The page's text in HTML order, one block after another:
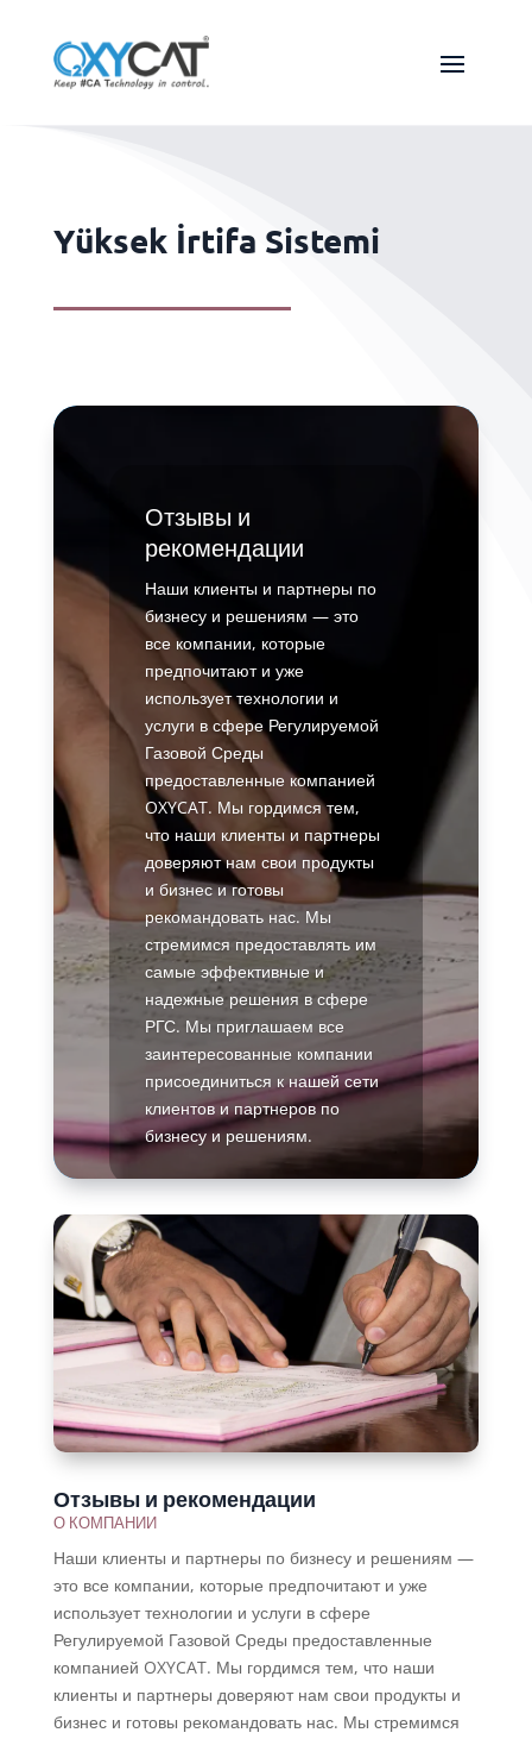
Yüksek İrtifa Sistemi
Отзывы и
рекомендации
Наши клиенты и партнеры по
бизнесу и решениям — это
все компании, которые
предпочитают и уже
использует технологии и
услуги в сфере Регулируемой
Газовой Среды
предоставленные компанией
OXYCAT. Мы гордимся тем,
что наши клиенты и партнеры
доверяют нам свои продукты
и бизнес и готовы
рекомандовать нас. Мы
стремимся предоставлять им
самые эффективные и
надежные решения в сфере
РГС. Мы приглашаем все
заинтересованные компании
присоединиться к нашей сети
клиентов и партнеров по
бизнесу и решениям.
Подробнее
Отзывы и рекомендации
О КОМПАНИИ
Наши клиенты и партнеры по бизнесу и решениям —
это все компании, которые предпочитают и уже
использует технологии и услуги в сфере
Регулируемой Газовой Среды предоставленные
компанией OXYCAT. Мы гордимся тем, что наши
клиенты и партнеры доверяют нам свои продукты и
бизнес и готовы рекомандовать нас. Мы стремимся